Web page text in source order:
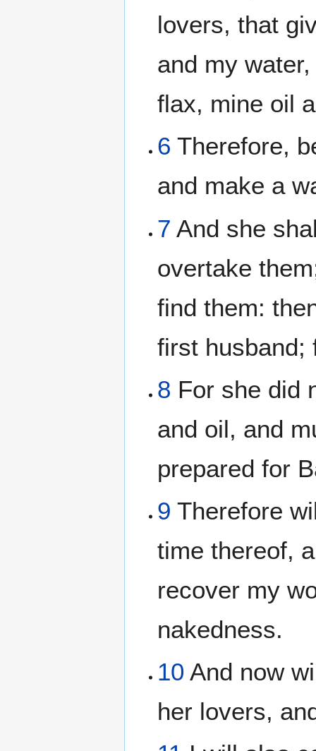
lovers, that
and my
flax, mine oil
6 Therefore,
and make a
7 And she
overtake
find them:
first husband;
8 For she did
and oil, and
prepared for
9 Therefore
time thereof,
recover my
nakedness.
10 And now
her lovers,